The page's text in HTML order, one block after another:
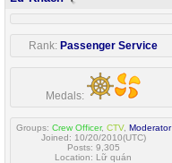
Rank: Passenger Service
Medals:
Groups: Crew Officer, CTV, Moderator
Joined: 10/20/2010(UTC)
Posts: 9,305
Location: Lữ quán